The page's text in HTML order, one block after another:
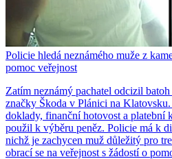
Policie hledá neznámého muže z
pomoc veřejnost
Zatím neznámý pachatel odcizil
značky Škoda v Plánici na
doklady, finanční hotovost a platební
použil k výběru peněz. Policie má k
nichž je zachycen muž důležitý pro
obrací se na veřejnost s žádostí o